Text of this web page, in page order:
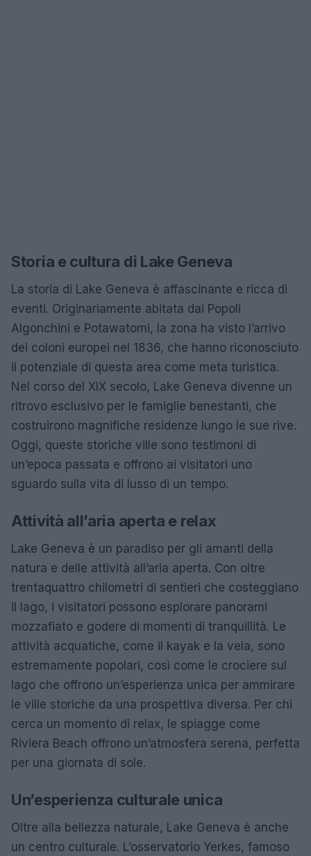
Storia e cultura di Lake Geneva
La storia di Lake Geneva è affascinante e ricca di
eventi. Originariamente abitata dai Popoli
Algonchini e Potawatomi, la zona ha visto l’arrivo
dei coloni europei nel 1836, che hanno riconosciuto
il potenziale di questa area come meta turistica.
Nel corso del XIX secolo, Lake Geneva divenne un
ritrovo esclusivo per le famiglie benestanti, che
costruirono magnifiche residenze lungo le sue rive.
Oggi, queste storiche ville sono testimoni di
un’epoca passata e offrono ai visitatori uno
sguardo sulla vita di lusso di un tempo.
Attività all’aria aperta e relax
Lake Geneva è un paradiso per gli amanti della
natura e delle attività all’aria aperta. Con oltre
trentaquattro chilometri di sentieri che costeggiano
il lago, i visitatori possono esplorare panorami
mozzafiato e godere di momenti di tranquillità. Le
attività acquatiche, come il kayak e la vela, sono
estremamente popolari, così come le crociere sul
lago che offrono un’esperienza unica per ammirare
le ville storiche da una prospettiva diversa. Per chi
cerca un momento di relax, le spiagge come
Riviera Beach offrono un’atmosfera serena, perfetta
per una giornata di sole.
Un’esperienza culturale unica
Oltre alla bellezza naturale, Lake Geneva è anche
un centro culturale. L’osservatorio Yerkes, famoso